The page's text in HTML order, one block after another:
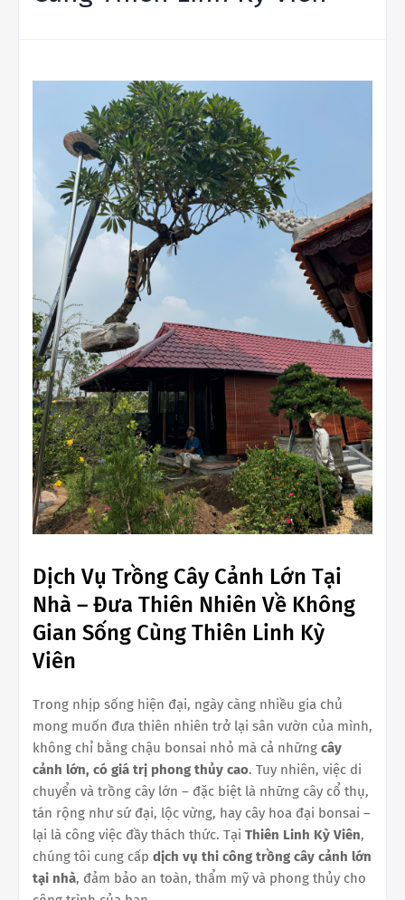
Dịch Vụ Trồng Cây Cảnh Lớn Tại
Nhà – Đưa Thiên Nhiên Về Không
Gian Sống Cùng Thiên Linh Kỳ
Viên
Trong nhịp sống hiện đại, ngày càng nhiều gia chủ
mong muốn đưa thiên nhiên trở lại sân vườn của mình,
không chỉ bằng chậu bonsai nhỏ mà cả những cây
cảnh lớn, có giá trị phong thủy cao. Tuy nhiên, việc di
chuyển và trồng cây lớn – đặc biệt là những cây cổ thụ,
tán rộng như sứ đại, lộc vừng, hay cây hoa đại bonsai –
lại là công việc đầy thách thức. Tại Thiên Linh Kỳ Viên,
chúng tôi cung cấp dịch vụ thi công trồng cây cảnh lớn
tại nhà, đảm bảo an toàn, thẩm mỹ và phong thủy cho